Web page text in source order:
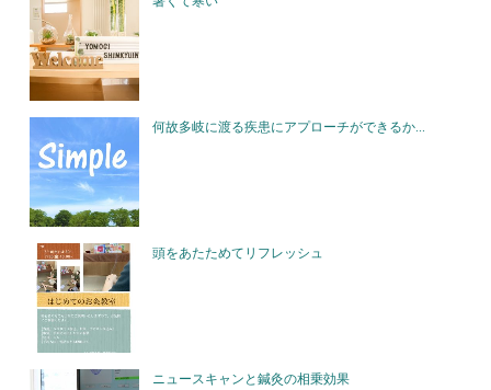
何故多岐に渡る疾患にアプローチができるか...
頭をあたためてリフレッシュ
ニュースキャンと鍼灸の相乗効果